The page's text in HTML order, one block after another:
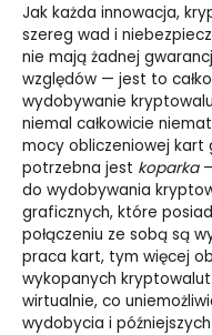
Jak każda innowacja,
szereg wad i
nie mają żadnej
względów — jest to
wydobywanie
niemal całkowicie
mocy obliczeniowej kart
potrzebna jest koparka
do wydobywania
graficznych, które
połączeniu ze sobą są
praca kart, tym więcej
wykopanych
wirtualnie, co
wydobycia i